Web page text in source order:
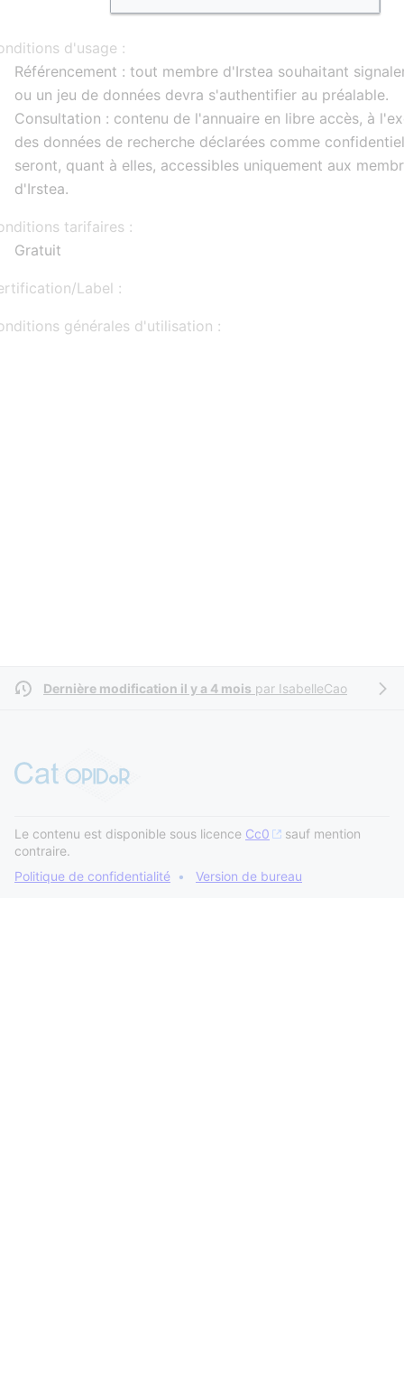
d'usage :
Référencement : tout membre d'Irstea souhaitant
ou un jeu de données devra s'authentifier au préalable.
Consultation : contenu de l'annuaire en libre accès, à
des données de recherche déclarées comme
seront, quant à elles, accessibles uniquement aux
d'Irstea.
tarifaires :
Gratuit
Label :
générales d'utilisation :
Dernière modification il y a 4 mois par IsabelleCao
Le contenu est disponible sous licence Cc0
sauf mention
contraire.
Politique de confidentialité
Version de bureau